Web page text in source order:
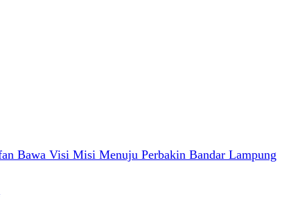
Bawa Visi Misi Menuju Perbakin Bandar Lampung